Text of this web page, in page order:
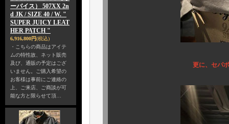
ーバイス） 507XX 2n
d JK / SIZE 40 / W. "
SUPER JUICY LEAT
HER PATCH "
6,916,800円(税込)
・こちらの商品はアイテ
ムの特性故、ネット販売
及び、通販の予定はござ
いません。ご購入希望の
お客様は事前にご連絡の
上、ご来店、ご商談が可
能な方と限らせて頂…
更に、セパポ